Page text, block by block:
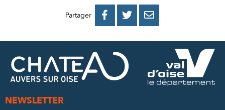
Partager 
PARTAGER
FACEBOOK
PARTAGER
PARTAGER
MAIL
NEWSLETTER